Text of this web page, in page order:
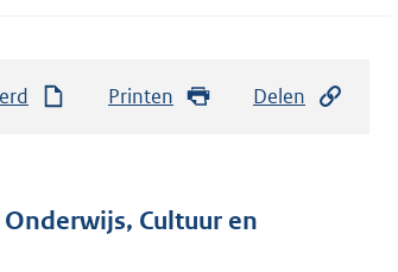
Printen Delen
Cultuur en